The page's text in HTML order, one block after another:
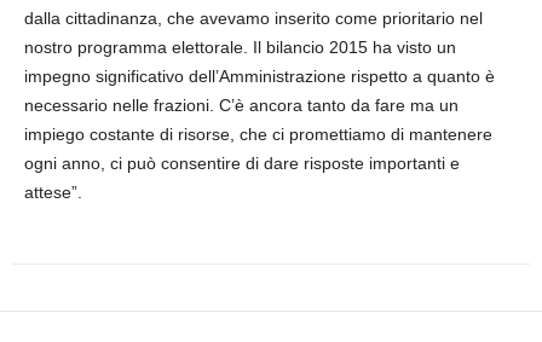
dalla cittadinanza, che avevamo inserito come prioritario nel
nostro programma elettorale. Il bilancio 2015 ha visto un
impegno significativo dell’Amministrazione rispetto a quanto è
necessario nelle frazioni. C’è ancora tanto da fare ma un
impiego costante di risorse, che ci promettiamo di mantenere
ogni anno, ci può consentire di dare risposte importanti e
attese”.